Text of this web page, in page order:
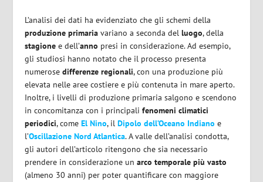
L’analisi dei dati ha evidenziato che gli schemi della
produzione primaria variano a seconda delluogo, della
stagione e dell’anno presi in considerazione. Ad esempio,
gli studiosi hanno notato che il processo presenta
numerosedifferenze regionali, con una produzione più
elevata nelle aree costiere e più contenuta in mare aperto.
Inoltre, i livelli di produzione primaria salgono e scendono
in concomitanza con i principalifenomeni climatici
periodici, comeEl Nino, ilDipolo dell’Oceano Indiano e
l’Oscillazione Nord Atlantica. A valle dell’analisi condotta,
gli autori dell’articolo ritengono che sia necessario
prendere in considerazione unarco temporale più vasto
(almeno 30 anni) per poter quantificare con maggiore